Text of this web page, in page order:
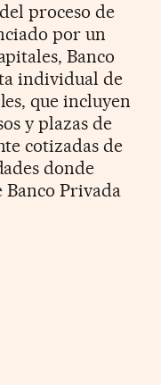
proceso de
por un
Banco
individual de
que incluyen
y plazas de
cotizadas de
donde
Privada